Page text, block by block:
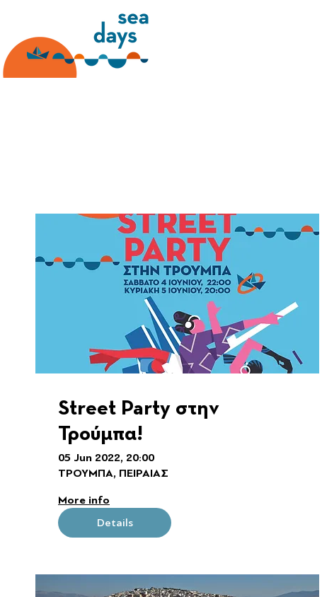
Street Party στην
Τρούμπα!
05 Jun 2022, 20:00
ΤΡΟΥΜΠΑ, ΠΕΙΡΑΙΑΣ
More info
Details